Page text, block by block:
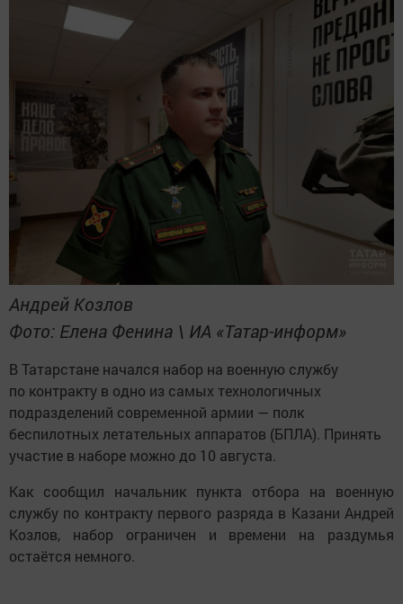
Андрей Козлов
Фото: Елена Фенина \ ИА «Татар-информ»
В Татарстане начался набор на военную службу
по контракту в одно из самых технологичных
подразделений современной армии — полк
беспилотных летательных аппаратов (БПЛА). Принять
участие в наборе можно до 10 августа.
Как сообщил начальник пункта отбора на военную
службу по контракту первого разряда в Казани Андрей
Козлов, набор ограничен и времени на раздумья
остаётся немного.